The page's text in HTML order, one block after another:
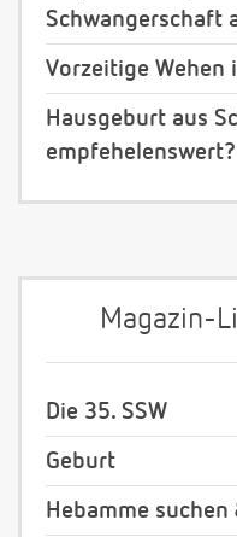
Schwangerschaft
Vorzeitige Wehen
Hausgeburt aus
empfehelenswert?
Magazin-
Die 35. SSW
Geburt
Hebamme suchen